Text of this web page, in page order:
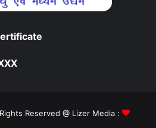
Reserved @ Lizer Media :